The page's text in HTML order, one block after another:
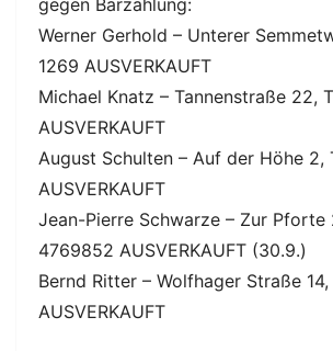
Werner Gerhold – Unterer
1269 AUSVERKAUFT
Michael Knatz – Tannenstraße 22,
AUSVERKAUFT
August Schulten – Auf der Höhe 2,
AUSVERKAUFT
Jean-Pierre Schwarze – Zur Pforte
4769852 AUSVERKAUFT (30.9.)
Bernd Ritter – Wolfhager Straße
AUSVERKAUFT